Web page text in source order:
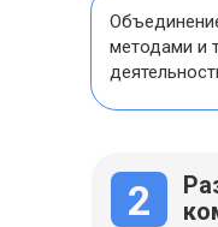
методами и
2